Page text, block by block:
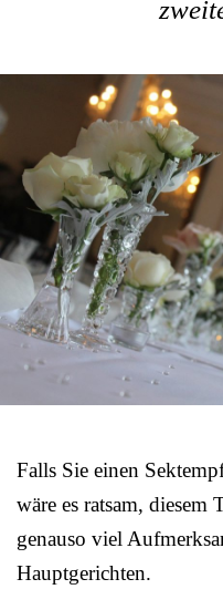
Falls Sie einen
wäre es ratsam, diesem
genauso viel
Hauptgerichten.